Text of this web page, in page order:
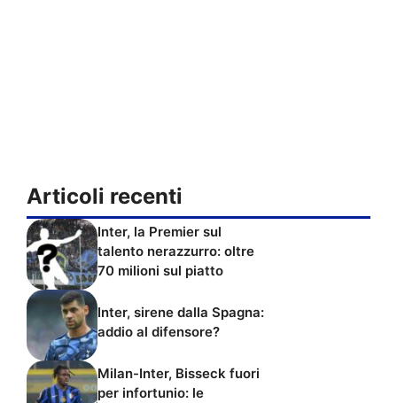
Articoli recenti
Inter, la Premier sul
talento nerazzurro: oltre
70 milioni sul piatto
Inter, sirene dalla Spagna:
addio al difensore?
Milan-Inter, Bisseck fuori
per infortunio: le